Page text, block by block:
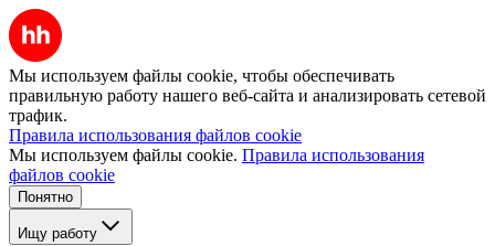
Мы используем файлы cookie, чтобы обеспечивать
правильную работу нашего веб-сайта и анализировать сетевой
трафик.
Правила использования файлов cookie
Мы используем файлы cookie. Правила использования
файлов cookie
Понятно
Ищу работу